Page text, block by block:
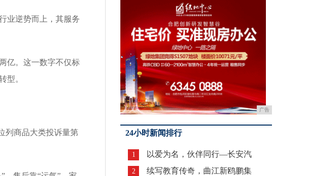
业逆势而上，其服务
亿。这一数字不仅标
型。
列商品大类投诉量第
广告
24小时新闻排行
1 以爱为名，伙伴同行—长安汽
2 续写教育传奇，曲江新鸥鹏集